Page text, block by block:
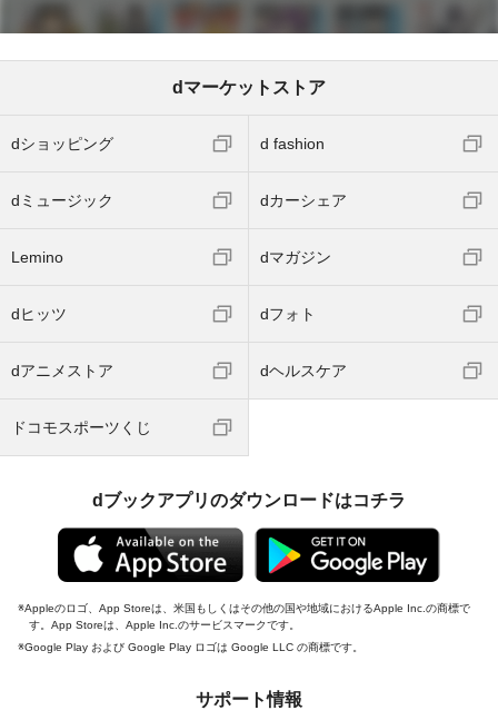
dマーケットストア
dショッピング d fashion
dミュージック dカーシェア
Lemino dマガジン
dヒッツ dフォト
dアニメストア dヘルスケア
ドコモスポーツくじ
dブックアプリのダウンロードはコチラ
Appleのロゴ、App Storeは、米国もしくはその他の国や地域におけるApple Inc.の商標で
す。App Storeは、Apple Inc.のサービスマークです。
Google Play および Google Play ロゴは Google LLC の商標です。
サポート情報